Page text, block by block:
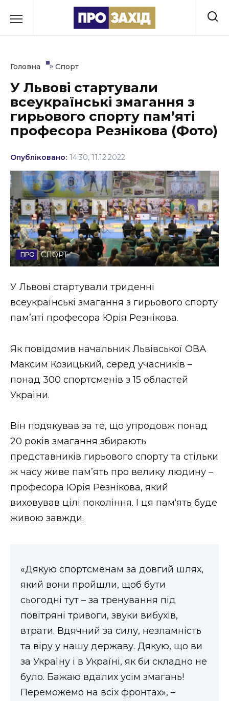
до
Культура
Освіта
Політика
Соціум
Спорт
Стиль життя
Втрачений Ужгород
Втрачений Ужгород (відеоверсія)
НОВИНИ ЗАХІДНОЇ УКРАЇНИ
ФОТО
ВІДЕО
Головна » Спорт
У Львові стартували
всеукраїнські змагання з
гирьового спорту пам’яті
професора Резнікова (Фото)
Опубліковано: 14:30, 11.12.2022
СПОРТ
У Львові стартували триденні
всеукраїнські змагання з гирьового спорту
пам’яті професора Юрія Резнікова.
Як повідомив начальник Львівської ОВА
Максим Козицький, серед учасників –
понад 300 спортсменів з 15 областей
України.
Він подякував за те, що упродовж понад
20 років змагання збирають
представників гирьового спорту та стільки
ж часу живе пам’ять про велику людину –
професора Юрія Резнікова, який
виховував цілі покоління. І ця пам‘ять буде
живою завжди.
«Дякую спортсменам за довгий шлях,
який вони пройшли, щоб бути
сьогодні тут – за тренування під
повітряні тривоги, звуки вибухів,
втрати. Вдячний за силу, незламність
та віру у нашу державу. Дякую, що ви
за Україну і в Україні, як би складно не
було. Бажаю вдалих усім змагань!
Переможемо на всіх фронтах», –